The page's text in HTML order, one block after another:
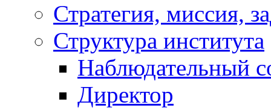
Стратегия, миссия,
Структура института
Наблюдательный
Директор